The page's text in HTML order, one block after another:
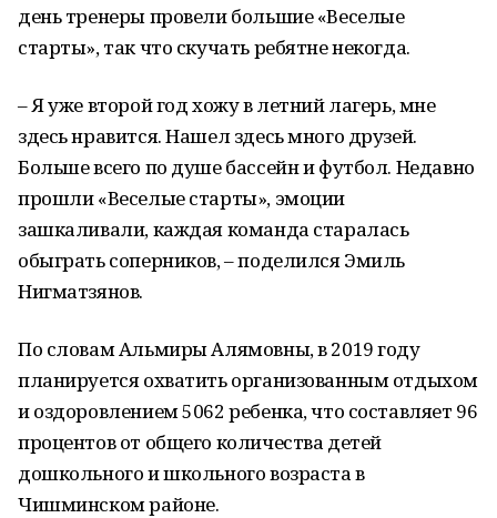
день тренеры провели большие «Веселые
старты», так что скучать ребятне некогда.
– Я уже второй год хожу в летний лагерь, мне
здесь нравится. Нашел здесь много друзей.
Больше всего по душе бассейн и футбол. Недавно
прошли «Веселые старты», эмоции
зашкаливали, каждая команда старалась
обыграть соперников, – поделился Эмиль
Нигматзянов.
По словам Альмиры Алямовны, в 2019 году
планируется охватить организованным отдыхом
и оздоровлением 5062 ребенка, что составляет 96
процентов от общего количества детей
дошкольного и школьного возраста в
Чишминском районе.